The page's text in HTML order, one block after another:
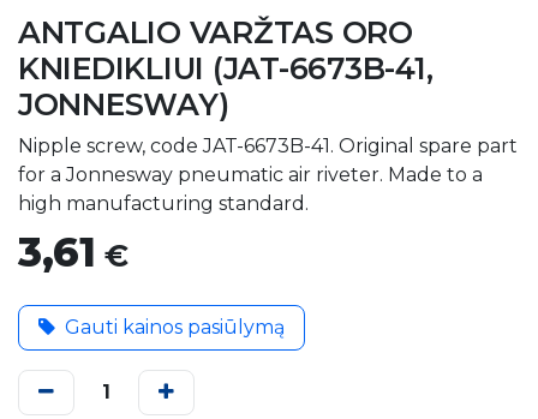
ANTGALIO VARŽTAS ORO
KNIEDIKLIUI (JAT-6673B-41,
JONNESWAY)
Nipple screw, code JAT-6673B-41. Original spare part
for a Jonnesway pneumatic air riveter. Made to a
high manufacturing standard.
3,61 €
Gauti kainos pasiūlymą